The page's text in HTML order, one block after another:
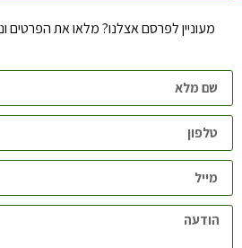
מעוניין לפרסם אצלנו? מלאו את הפרטים